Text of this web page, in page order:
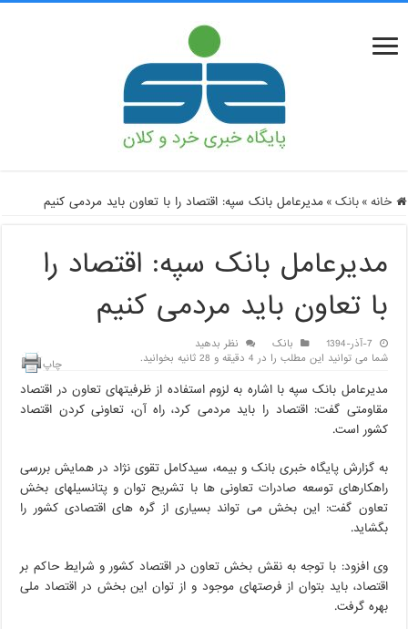
خانه » بانک » مدیرعامل بانک سپه: اقتصاد را با تعاون باید مردمی کنیم
مدیرعامل بانک سپه: اقتصاد را
با تعاون باید مردمی کنیم
7-آذر-1394 بانک
نظر بدهید
شما می توانید این مطلب را در 4 دقیقه و 28 ثانیه بخوانید.
چاپ
مدیرعامل بانک سپه با اشاره به لزوم استفاده از ظرفیتهای تعاون در اقتصاد
مقاومتی گفت: اقتصاد را باید مردمی کرد، راه آن، تعاونی کردن اقتصاد
کشور است.
به گزارش پایگاه خبری بانک و بیمه، سیدکامل تقوی نژاد در همایش بررسی
راهکارهای توسعه صادرات تعاونی ها با تشریح توان و پتانسیلهای بخش
تعاون گفت: این بخش می تواند بسیاری از گره های اقتصادی کشور را
بگشاید.
وی افزود: با توجه به نقش بخش تعاون در اقتصاد کشور و شرایط حاکم بر
اقتصاد، باید بتوان از فرصتهای موجود و از توان این بخش در اقتصاد ملی
بهره گرفت.